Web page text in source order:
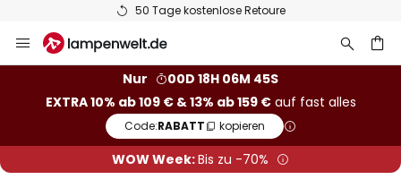
50 Tage kostenlose Retoure
Inhalt
Nur
00D 18H 06M 44S
EXTRA 10% ab 109 € & 13% ab 159 €auf fast alles
Code:RABATT kopieren
WOW Week:Bis zu -70%